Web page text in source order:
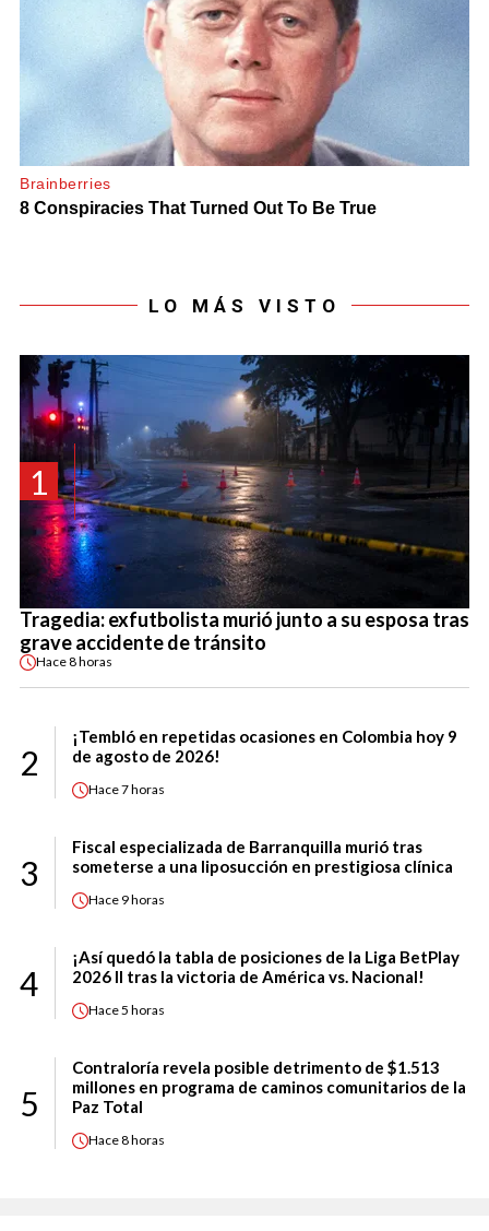
LO MÁS VISTO
1
Tragedia: exfutbolista murió junto a su esposa tras
grave accidente de tránsito
Hace8 horas
2
¡Tembló en repetidas ocasiones en Colombia hoy 9
de agosto de 2026!
Hace7 horas
3
Fiscal especializada de Barranquilla murió tras
someterse a una liposucción en prestigiosa clínica
Hace 9 horas
4
¡Así quedó la tabla de posiciones de la Liga BetPlay
2026 II tras la victoria de América vs. Nacional!
Hace5 horas
5
Contraloría revela posible detrimento de $1.513
millones en programa de caminos comunitarios de la
Paz Total
Hace8 horas